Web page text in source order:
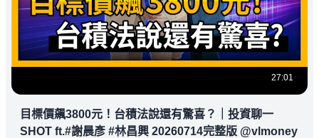
27:01
目標價飆3800元！台積法說還有驚喜？｜投資聊一
SHOT ft.#謝晨彥 #林昌興 20260714完整版 @vlmoney